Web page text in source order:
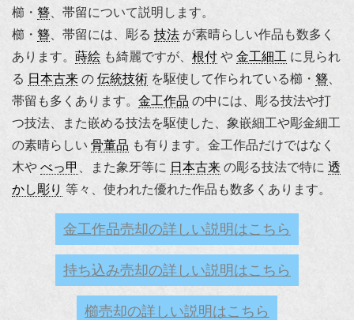
櫛・ 簪 、帯留について説明します。
櫛・ 簪 、帯留には、彫る 技法 が素晴らしい作品も数多く
あります。 蒔絵 も綺麗ですが、 根付 や 金工細工 に見られ
る 日本古来 の 伝統技術 を駆使して作られている櫛・ 簪
帯留も多くあります。 金工作品 の中には、彫る技法や打
つ技法、また嵌める技法を駆使した、象嵌細工や彫金細工
の素晴らしい 骨董品 も有ります。金工作品だけではなく
木や べっ甲 、また象牙等に 日本古来 の彫る技法で特に 透
かし彫り 等々、使われた優れた作品も数多くあります。
金工作品売却の詳しい説明はこちら
持ち込み売却の詳しい説明はこちら
櫛売却の詳しい説明はこちら